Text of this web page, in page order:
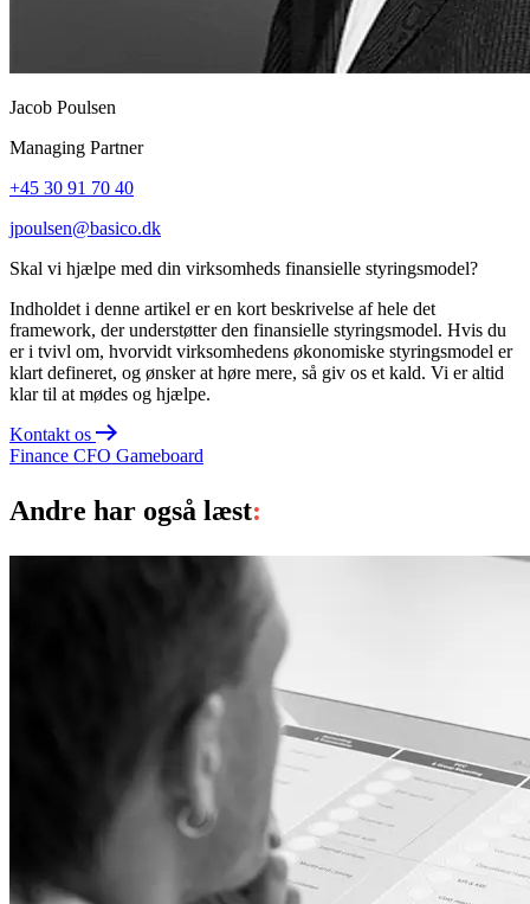
Jacob Poulsen
Managing Partner
+45 30 91 70 40
jpoulsen@basico.dk
Skal vi hjælpe med din virksomheds finansielle styringsmodel?
Indholdet i denne artikel er en kort beskrivelse af hele det
framework, der understøtter den finansielle styringsmodel. Hvis du
er i tvivl om, hvorvidt virksomhedens økonomiske styringsmodel er
klart defineret, og ønsker at høre mere, så giv os et kald. Vi er altid
klar til at mødes og hjælpe.
Kontakt os
Finance CFO Gameboard
Andre har også læst: